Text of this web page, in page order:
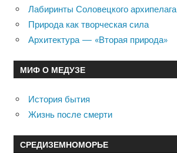
Лабиринты Соловецкого архипелага
Природа как творческая сила
Архитектура — «Вторая природа»
МИФ О МЕДУЗЕ
История бытия
Жизнь после смерти
СРЕДИЗЕМНОМОРЬЕ